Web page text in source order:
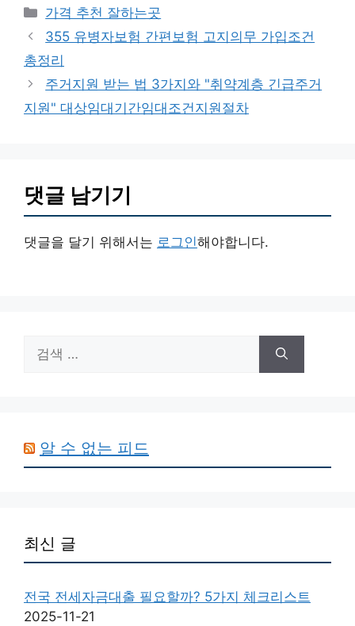
카
테
리
가격 추천 잘하는곳
355 유병자보험 간편보험 고지의무 가입조건
총정리
주거지원 받는 법 3가지와 "취약계층 긴급주거
지원" 대상임대기간임대조건지원절차
댓글 남기기
댓글을 달기 위해서는 로그인해야합니다.
색:
알 수 없는 피드
최신 글
전국 전세자금대출 필요할까? 5가지 체크리스트
2025-11-21